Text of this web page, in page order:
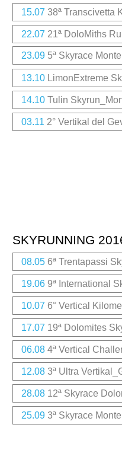
15.07 38ª Transcivetta
22.07 21ª DoloMiths
23.09 5ª Skyrace
13.10 LimonExtreme
14.10 Tulin
03.11 2° Vertikal del
SKYRUNNING
08.05 6ª Trentapassi
19.06 9ª International
10.07 6° Vertical
17.07 19ª Dolomites
06.08 4ª Vertical
12.08 3ª Ultra
28.08 12ª Skyrace
25.09 3ª Skyrace